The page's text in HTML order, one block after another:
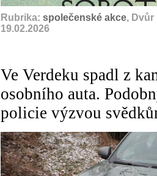
Rubrika: společenské akce, Dvůr
19.02.2026
Ve Verdeku spadl z
osobního auta.
policie výzvou